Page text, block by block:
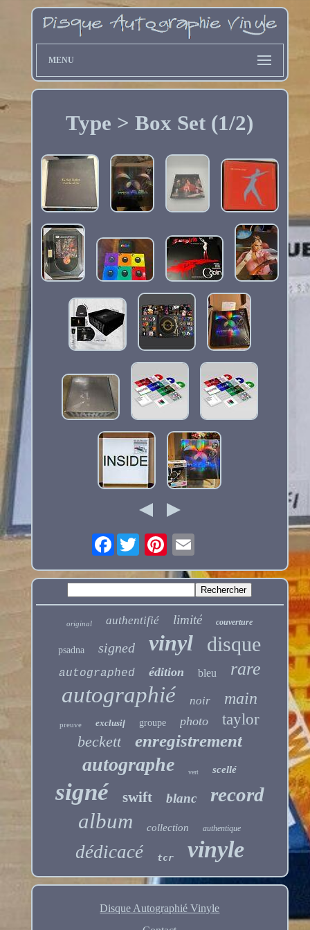
MENU
Type > Box Set (1/2)
Facebook
original authentifié limité couverture
psadna signed vinyl disque
autographed édition bleu rare
autographié noir main
preuve exclusif groupe photo
taylor
beckett
enregistrement
autographe vert scellé
signé swift blanc record
album collection authentique
dédicacé tcr vinyle
Disque Autographié Vinyle